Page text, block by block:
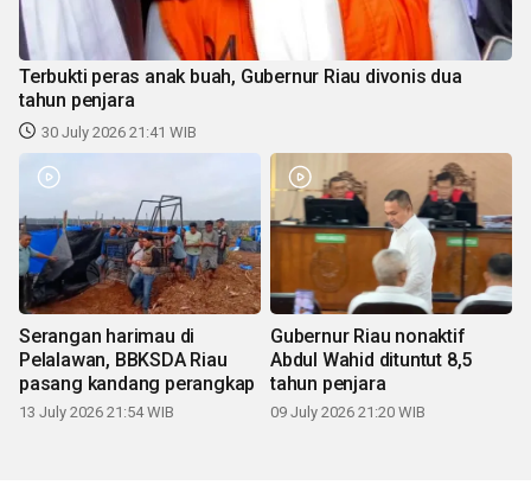
Terbukti peras anak buah, Gubernur Riau divonis dua
tahun penjara
30 July 2026 21:41 WIB
Serangan harimau di
Pelalawan, BBKSDA Riau
pasang kandang perangkap
13 July 2026 21:54 WIB
Gubernur Riau nonaktif
Abdul Wahid dituntut 8,5
tahun penjara
09 July 2026 21:20 WIB